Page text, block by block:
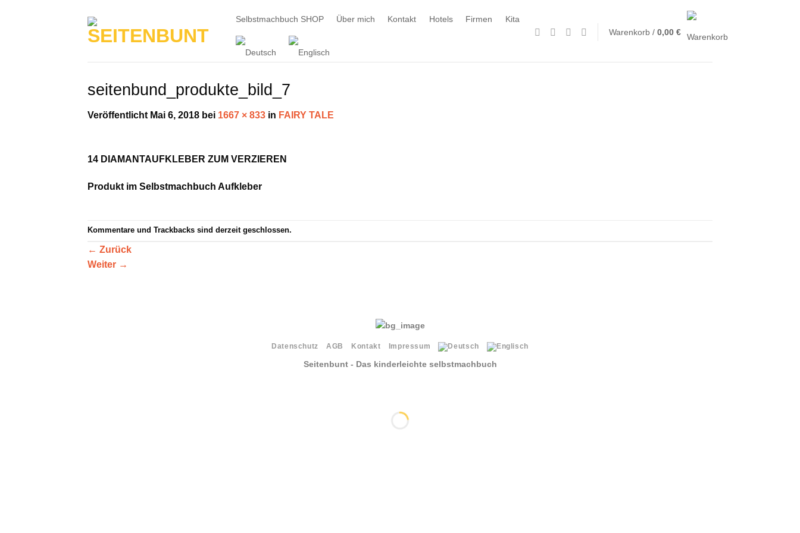
Selbstmachbuch SHOP Über mich Kontakt Hotels Firmen
Kita
Warenkorb /0,00€
seitenbund_produkte_bild_7
Veröffentlicht Mai 6, 2018 bei 1667 × 833 in FAIRY TALE
14 DIAMANTAUFKLEBER ZUM VERZIEREN
Produkt im Selbstmachbuch Aufkleber
Kommentare und Trackbacks sind derzeit geschlossen.
← Zurück
Weiter →
Datenschutz AGB Kontakt Impressum
Seitenbunt - Das kinderleichte selbstmachbuch